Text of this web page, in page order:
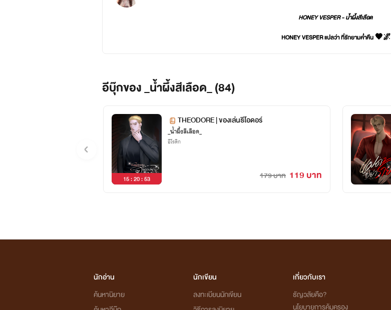
HONEY VESPER - น้ำผึ้งสีเลือด
HONEY VESPER แปลว่า ที่รักยามค่ำคืน 🖤🌌
อีบุ๊กของ _น้ำผึ้งสีเลือด_ (84)
15 : 20 : 52
THEODORE | ของเล่นธีโอดอร์
_น้ำผึ้งสีเลือด_
อีโรติก
179 บาท 119 บาท
นักอ่าน
ค้นหานิยาย
นักเขียน
ลงทะเบียนนักเขียน
เกี่ยวกับเรา
ธัญวลัยคือ?
นโยบายการคุ้มครอง